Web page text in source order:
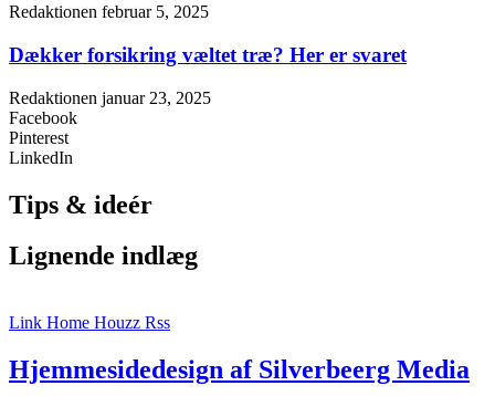
Redaktionen februar 5, 2025
Dækker forsikring væltet træ? Her er svaret
Redaktionen januar 23, 2025
Facebook
Pinterest
LinkedIn
Tips & ideér
Lignende indlæg
Link Home Houzz Rss
Hjemmesidedesign af Silverbeerg Media